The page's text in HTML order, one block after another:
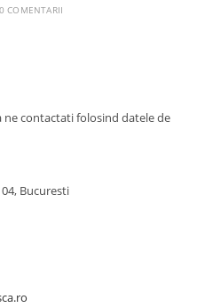
0 COMENTARII
contactati folosind datele de
Bucuresti